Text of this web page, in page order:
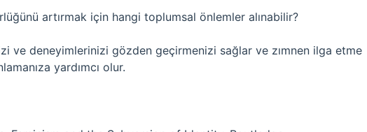
artırmak için hangi toplumsal önlemler alınabilir?
ve deneyimlerinizi gözden geçirmenizi sağlar ve zımnen ilga etme
yardımcı olur.